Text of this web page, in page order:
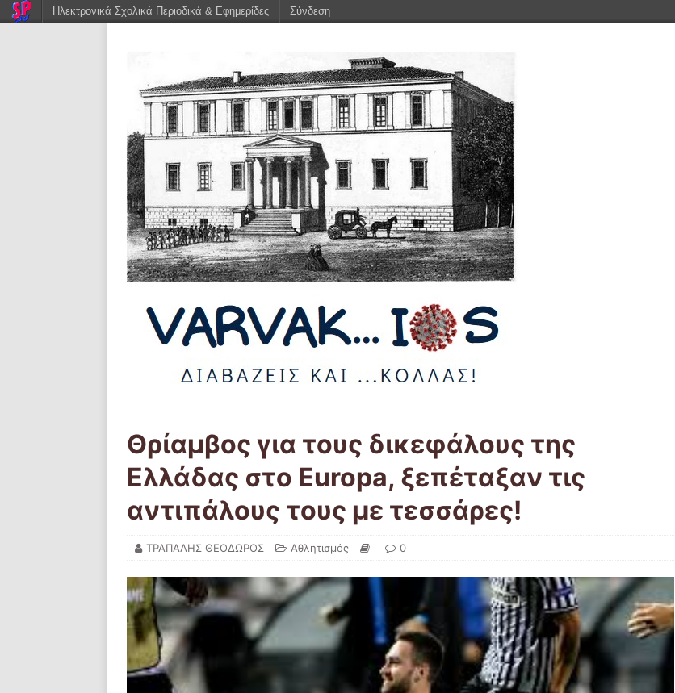
Θρίαμβος για τους δικεφάλους της
Ελλάδας στο Europa, ξεπέταξαν τις
αντιπάλους τους με τεσσάρες!
ΤΡΑΠΑΛΗΣ ΘΕΟΔΩΡΟΣ Αθλητισμός 0
Ηλεκτρονικά Σχολικά Περιοδικά & Εφημερίδες Σύνδεση